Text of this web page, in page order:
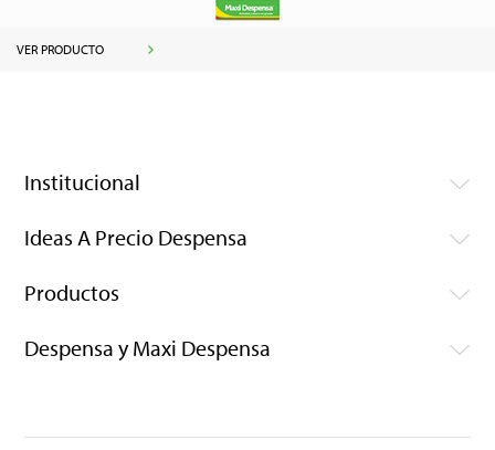
VER PRODUCTO
Institucional
Ideas A Precio Despensa
Productos
Despensa y Maxi Despensa